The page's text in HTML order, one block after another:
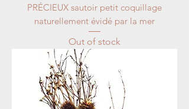
PRÉCIEUX sautoir petit coquillage
naturellement évidé par la mer
Out of stock